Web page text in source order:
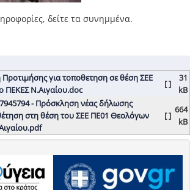
δείτε τα συνημμένα.
για τοποθετηση σε θέση ΣΕΕ
ΠΕΚΕΣ Ν.Αιγαίου.doc
[ ]
31
kB
- Πρόσκληση νέας δήλωσης
στη θέση του ΣΕΕ ΠΕ01 Θεολόγων
[ ]
664
kB